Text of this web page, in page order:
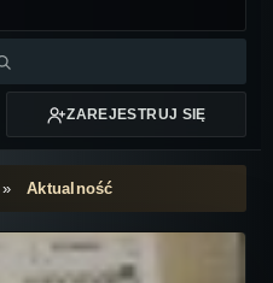
ZAREJESTRUJ SIĘ
»Aktualność